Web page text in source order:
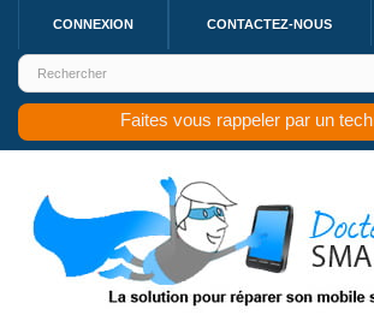
CONNEXION CONTACTEZ-NOUS
Faites vous rappeler par un